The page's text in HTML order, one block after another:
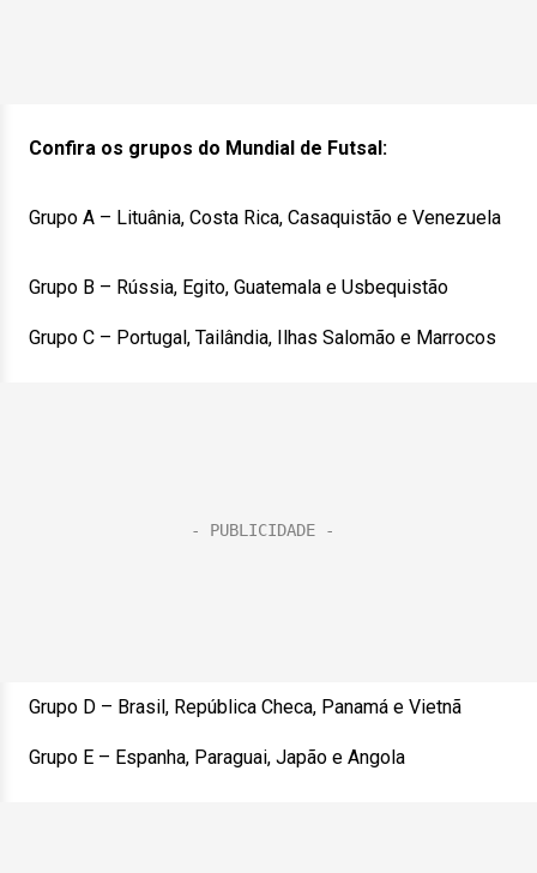
Confira os grupos do Mundial de Futsal:
Grupo A – Lituânia, Costa Rica, Casaquistão e Venezuela
Grupo B – Rússia, Egito, Guatemala e Usbequistão
Grupo C – Portugal, Tailândia, Ilhas Salomão e Marrocos
Grupo D – Brasil, República Checa, Panamá e Vietnã
Grupo E – Espanha, Paraguai, Japão e Angola